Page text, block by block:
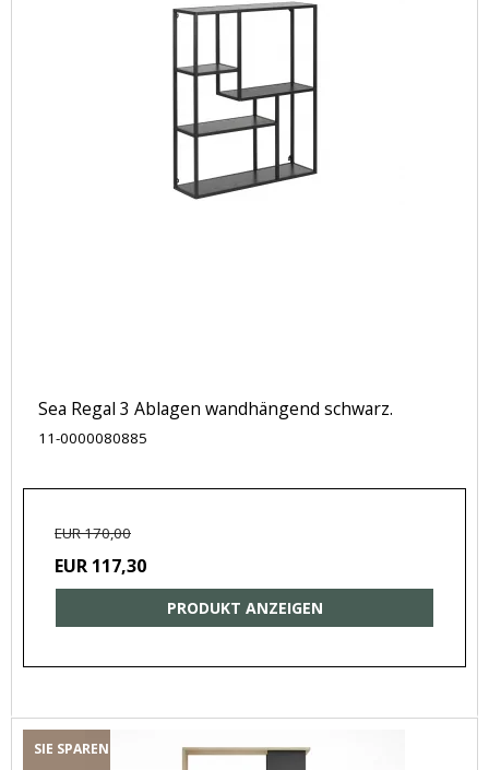
Sea Regal 3 Ablagen wandhängend schwarz.
11-0000080885
EUR 170,00
EUR 117,30
PRODUKT ANZEIGEN
SIE SPAREN